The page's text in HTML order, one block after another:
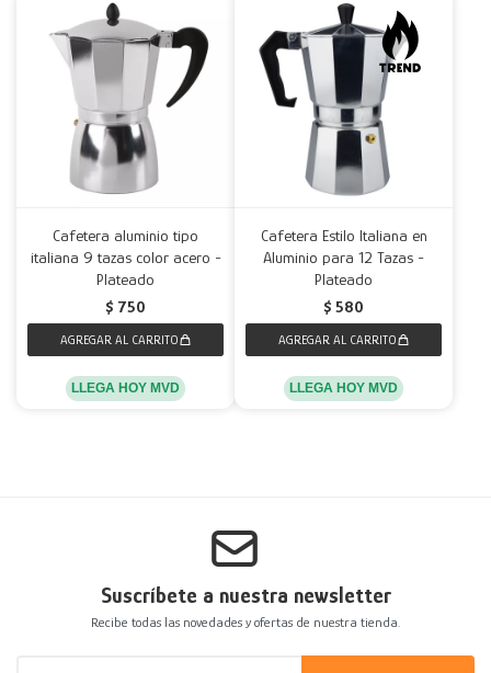
Cafetera aluminio tipo
italiana 9 tazas color acero -
Plateado
$ 750
LLEGA HOY MVD
Cafetera Estilo Italiana en
Aluminio para 12 Tazas -
Plateado
$ 580
LLEGA HOY MVD
Suscríbete a nuestra newsletter
Recibe todas las novedades y ofertas de nuestra tienda.